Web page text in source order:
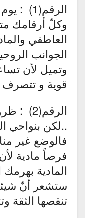
وكلّ أرقامك
العاطفي
الجوانب
وتميل لأن
قوية و تتصرف
..لكن بنواحي
فالوضع غير
فرصاً مادية
المادية
ستشعر أنّ
تنقصها الثقة